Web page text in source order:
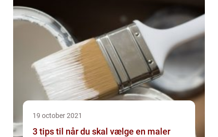
19 october 2021
3 tips til når du skal vælge en maler